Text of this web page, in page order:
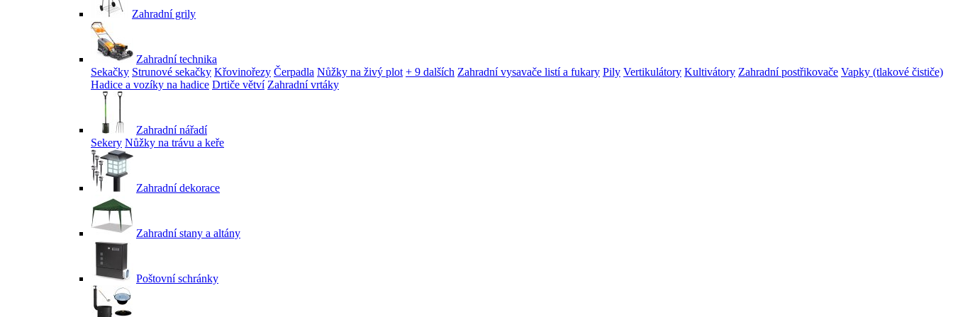
Zahradní grily
Zahradní technika
Sekačky Strunové sekačky Křovinořezy Čerpadla Nůžky na živý plot + 9 dalších Zahradní vysavače listí a fukary Pily Vertikulátory Kultivátory Zahradní postřikovače Vapky (tlakové čističe)
Hadice a vozíky na hadice Drtiče větví Zahradní vrtáky
Zahradní nářadí
Sekery Nůžky na trávu a keře
Zahradní dekorace
Zahradní stany a altány
Poštovní schránky